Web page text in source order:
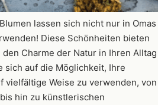
lassen sich nicht nur in Omas
Diese Schönheiten bieten
Charme der Natur in Ihren Alltag
sich auf die Möglichkeit, Ihre
vielfältige Weise zu verwenden, von
hin zu künstlerischen